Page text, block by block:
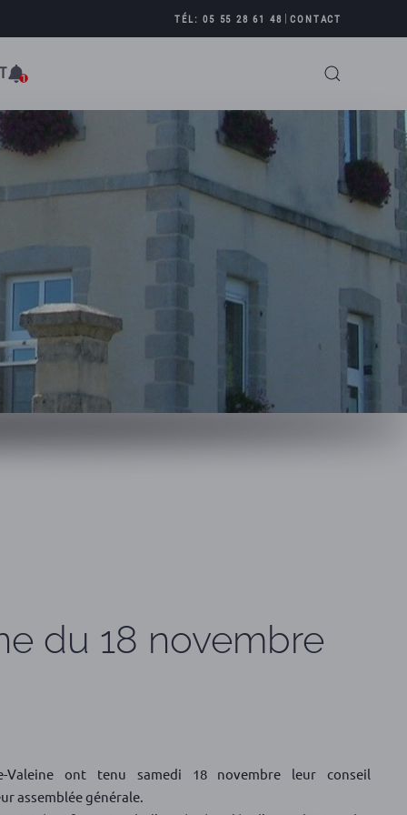
TÉL: 05 55 28 61 48 |CONTACT
du 18 novembre
Valeine ont tenu samedi 18 novembre leur conseil
assemblée générale.